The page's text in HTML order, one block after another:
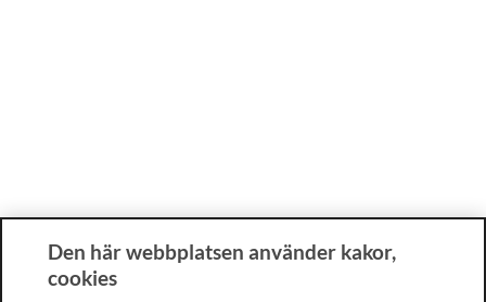
Den här webbplatsen använder kakor,
cookies